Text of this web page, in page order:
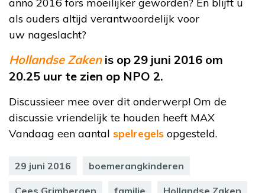
als ouders altijd verantwoordelijk voor
uw nageslacht?
Hollandse Zaken is op 29 juni 2016 om
20.25 uur te zien op NPO 2.
Discussieer mee over dit onderwerp! Om de
discussie vriendelijk te houden heeft MAX
Vandaag een aantal spelregels opgesteld.
29 juni 2016 boemerangkinderen
Cees Grimbergen familie Hollandse Zaken